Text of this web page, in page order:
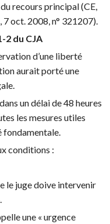
recours principal (CE,
7 oct. 2008, n° 321207).
du CJA
d’une liberté
aurait porté une
un délai de 48 heures
les mesures utiles
fondamentale.
conditions :
le juge doive intervenir
une « urgence